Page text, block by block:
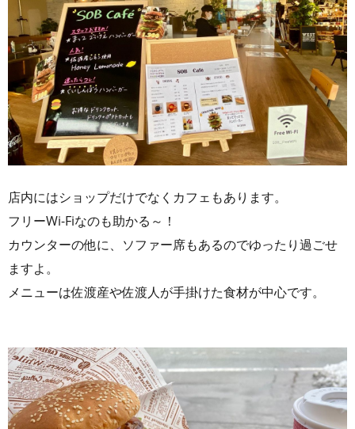
店内にはショップだけでなくカフェもあります。
フリーWi-Fiなのも助かる～！
カウンターの他に、ソファー席もあるのでゆったり過ごせ
ますよ。
メニューは佐渡産や佐渡人が手掛けた食材が中心です。